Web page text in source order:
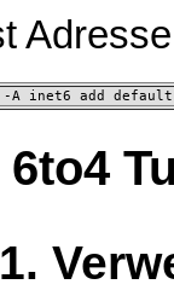
A inet6 add
6to4